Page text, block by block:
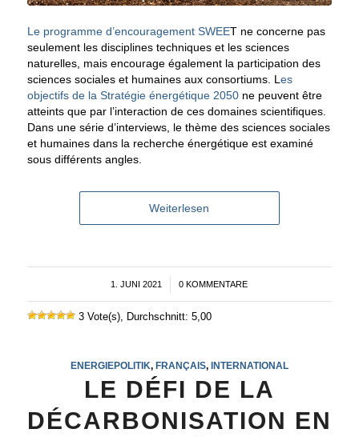
Le programme d’encouragement SWEET ne concerne pas
seulement les disciplines techniques et les sciences
naturelles, mais encourage également la participation des
sciences sociales et humaines aux consortiums. L es
objectifs de la Stratégie énergétique 2050ne peuvent être
atteints que par l’interaction de ces domaines scientifiques.
Dans une série d’interviews, le thème des sciences sociales
et humaines dans la recherche énergétique est examiné
sous différents angles.
Weiterlesen
1. JUNI 2021
/ 0 KOMMENTARE
3 Vote(s), Durchschnitt: 5,00
ENERGIEPOLITIK, FRANÇAIS, INTERNATIONAL
LE DÉFI DE LA
DÉCARBONISATION EN